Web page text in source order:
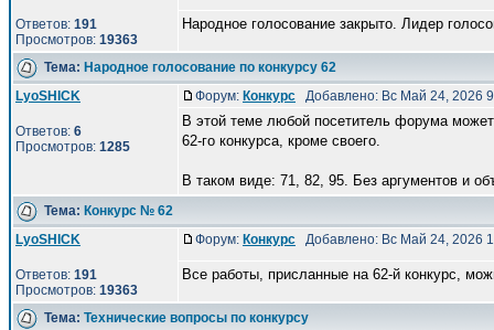
Ответов: 191
Просмотров: 19363
Народное голосование закрыто. Лидер
Тема: Народное голосование по конкурсу 62
LyoSHICK
Ответов: 6
Просмотров: 1285
Форум: Конкурс Добавлено: Вс Май 24, 2026
В этой теме любой посетитель форума
62-го конкурса, кроме своего.
В таком виде: 71, 82, 95. Без аргументов и
Тема: Конкурс № 62
LyoSHICK
Ответов: 191
Просмотров: 19363
Форум: Конкурс Добавлено: Вс Май 24, 2026
Все работы, присланные на 62-й конкурс,
Тема: Технические вопросы по конкурсу